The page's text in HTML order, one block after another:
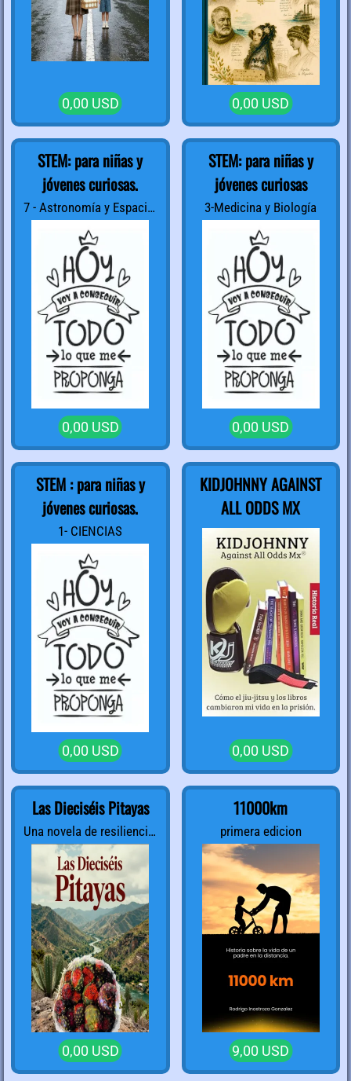
0,00 USD 0,00 USD
STEM: para niñas y
jóvenes curiosas.
7 - Astronomía y Espacio;
2a Parte.
0,00 USD
STEM: para niñas y
jóvenes curiosas
3-Medicina y Biología
0,00 USD
STEM : para niñas y
jóvenes curiosas.
1- CIENCIAS
0,00 USD
KIDJOHNNY AGAINST
ALL ODDS MX
0,00 USD
Las Dieciséis Pitayas
Una novela de resiliencia,
tierra y familia.
0,00 USD
11000km
primera edicion
9,00 USD